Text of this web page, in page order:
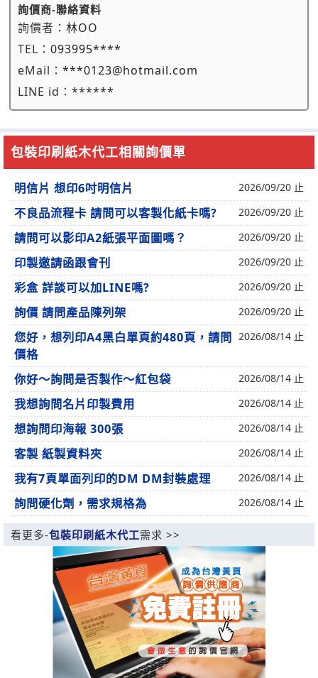
詢價商-聯絡資料
詢價者： 林OO
TEL： 093995****
eMail： ***0123@hotmail.com
LINE id： ******
包裝印刷紙木代工相關詢價單
明信片 想印6吋明信片 2026/09/20 止
不良品流程卡 請問可以客製化紙卡嗎? 2026/09/20 止
請問可以影印A2紙張平面圖嗎？ 2026/09/20 止
印製邀請函跟會刊 2026/09/20 止
彩盒 詳談可以加LINE嗎? 2026/09/20 止
詢價 請問產品陳列架 2026/09/20 止
您好，想列印A4黑白單頁約480頁，請問
價格
2026/08/14 止
你好～詢問是否製作～紅包袋 2026/08/14 止
我想詢問名片印製費用 2026/08/14 止
想詢問印海報 300張 2026/08/14 止
客製 紙製資料夾 2026/08/14 止
我有7頁單面列印的DM DM封裝處理 2026/08/14 止
詢問硬化劑，需求規格為 2026/08/14 止
看更多-包裝印刷紙木代工需求 >>